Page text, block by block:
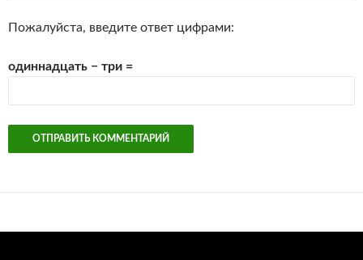
Пожалуйста, введите ответ цифрами:
одиннадцать − три =